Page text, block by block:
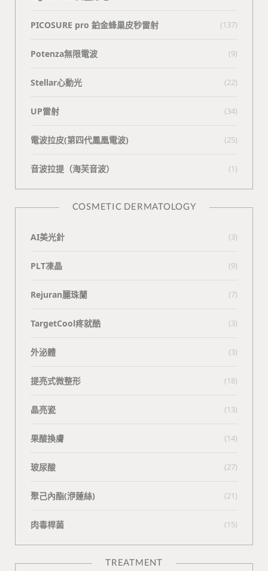
PICOSURE pro 鉑金蜂巢皮秒雷射 (137)
Potenza無限電波 (9)
Stellar心動光 (22)
UP雷射 (34)
電波拉皮(第四代鳳凰電波) (25)
⾳波拉提（海芙⾳波） (1)
COSMETIC DERMATOLOGY
AI美光針 (3)
PLT凍晶 (9)
Rejuran麗珠蘭 (7)
TargetCool疼就酷 (3)
外泌體 (3)
提亮式微整形 (18)
晶亮瓷 (13)
果酸換膚 (14)
玻尿酸 (27)
聚己內酯(洢蓮絲) (21)
肉毒桿菌 (15)
TREATMENT